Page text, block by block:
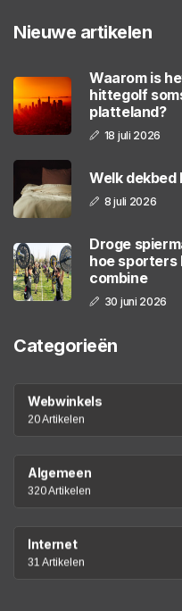
Nieuwe artikelen
Waarom is
hittegolf
platteland?
18 juli 2026
Welk
8 juli 2026
Droge
hoe
combine
30 juni 2026
Categorieën
Webwinkels
20 Artikelen
Algemeen
320 Artikelen
Internet
31 Artikelen